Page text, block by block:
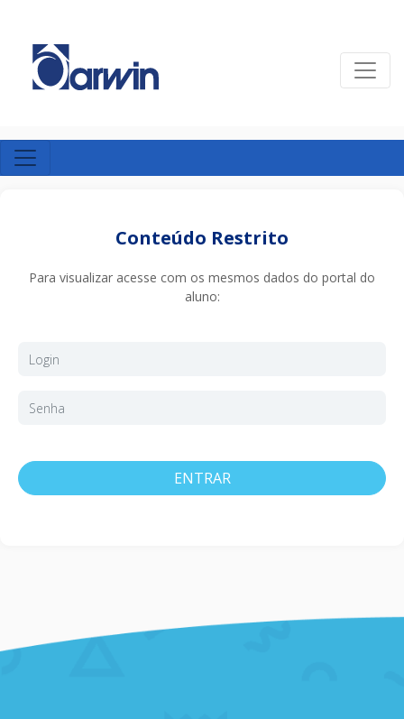
Conteúdo Restrito
Para visualizar acesse com os mesmos dados do portal do
aluno:
ENTRAR